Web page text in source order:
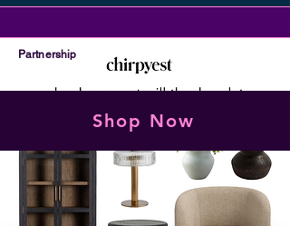
Partnership
Shop Now